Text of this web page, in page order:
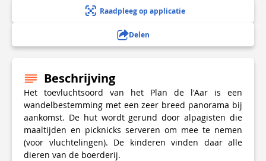
Raadpleeg op applicatie
Delen
Beschrijving
Het toevluchtsoord van het Plan de l'Aar is een
wandelbestemming met een zeer breed panorama bij
aankomst. De hut wordt gerund door alpagisten die
maaltijden en picknicks serveren om mee te nemen
(voor vluchtelingen). De kinderen vinden daar alle
dieren van de boerderij.